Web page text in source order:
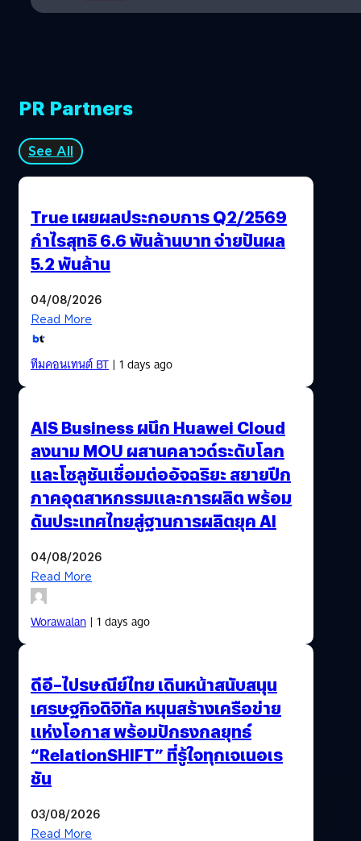
PR Partners
See All
True เผยผลประกอบการ Q2/2569
กำไรสุทธิ 6.6 พันล้านบาท จ่ายปันผล
5.2 พันล้าน
04/08/2026
Read More
ทีมคอนเทนต์ BT| 1 days ago
AIS Business ผนึก Huawei Cloud
ลงนาม MOU ผสานคลาวด์ระดับโลก
และโซลูชันเชื่อมต่ออัจฉริยะ สยายปีก
ภาคอุตสาหกรรมและการผลิต พร้อม
ดันประเทศไทยสู่ฐานการผลิตยุค AI
04/08/2026
Read More
Worawalan| 1 days ago
ดีอี–ไปรษณีย์ไทย เดินหน้าสนับสนุน
เศรษฐกิจดิจิทัล หนุนสร้างเครือข่าย
แห่งโอกาส พร้อมปักธงกลยุทธ์
“RelationSHIFT” ที่รู้ใจทุกเจเนอเร
ชัน
03/08/2026
Read More